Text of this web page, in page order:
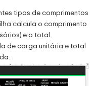
tipos de comprimentos
calcula o comprimento
e o total.
de carga unitária e total